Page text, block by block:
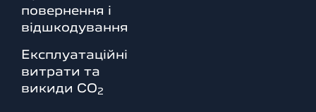
повернення і
відшкодування
Експлуатаційні
витрати та
викиди СО2